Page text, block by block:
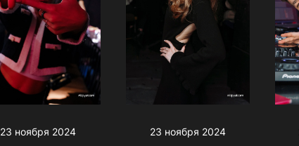
23 ноября 2024 23 ноября 2024